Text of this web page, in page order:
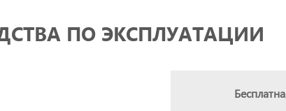
ПО ЭКСПЛУАТАЦИИ